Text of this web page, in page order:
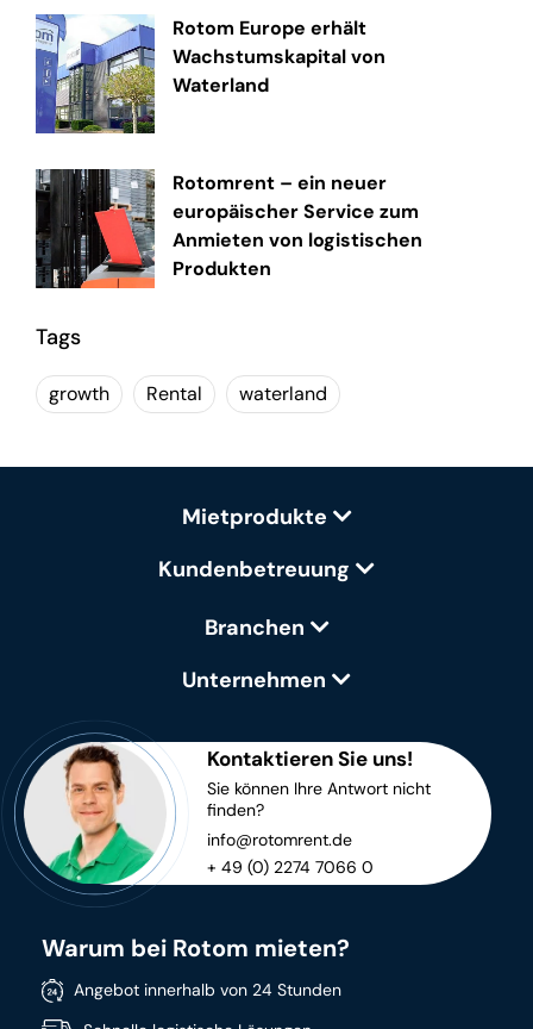
Rotom Europe erhält
Wachstumskapital von
Waterland
Rotomrent – ein neuer
europäischer Service zum
Anmieten von logistischen
Produkten
Tags
growth Rental waterland
Mietprodukte
Kundenbetreuung
Branchen
Unternehmen
Kontaktieren Sie uns!
Sie können Ihre Antwort nicht
finden?
info@rotomrent.de
+ 49 (0) 2274 7066 0
Warum bei Rotom mieten?
Angebot innerhalb von 24 Stunden